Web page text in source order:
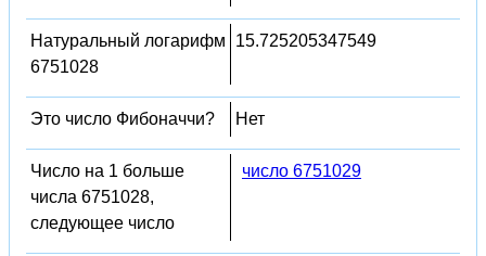
Натуральный логарифм
6751028
15.725205347549
Это число Фибоначчи? Нет
Число на 1 больше
числа 6751028,
следующее число
число 6751029